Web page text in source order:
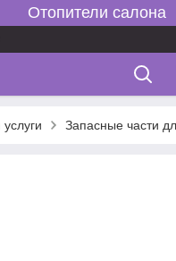
Отопители салона
Запасные части